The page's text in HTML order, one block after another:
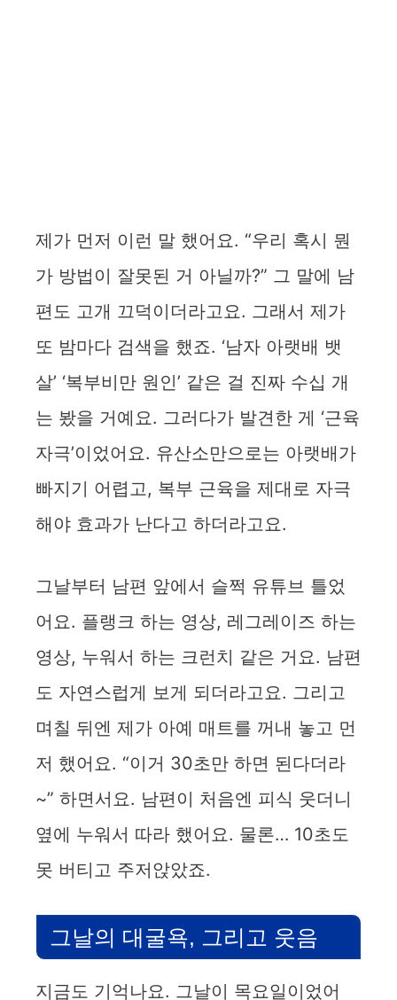
제가 먼저 이런 말 했어요. “우리 혹시 뭔
가 방법이 잘못된 거 아닐까?” 그 말에 남
편도 고개 끄덕이더라고요. 그래서 제가
또 밤마다 검색을 했죠. ‘남자 아랫배 뱃
살’ ‘복부비만 원인’ 같은 걸 진짜 수십 개
는 봤을 거예요. 그러다가 발견한 게 ‘근육
자극’이었어요. 유산소만으로는 아랫배가
빠지기 어렵고, 복부 근육을 제대로 자극
해야 효과가 난다고 하더라고요.
그날부터 남편 앞에서 슬쩍 유튜브 틀었
어요. 플랭크 하는 영상, 레그레이즈 하는
영상, 누워서 하는 크런치 같은 거요. 남편
도 자연스럽게 보게 되더라고요. 그리고
며칠 뒤엔 제가 아예 매트를 꺼내 놓고 먼
저 했어요. “이거 30초만 하면 된다더라
~” 하면서요. 남편이 처음엔 피식 웃더니
옆에 누워서 따라 했어요. 물론… 10초도
못 버티고 주저앉았죠.
그날의 대굴욕, 그리고 웃음
지금도 기억나요. 그날이 목요일이었어